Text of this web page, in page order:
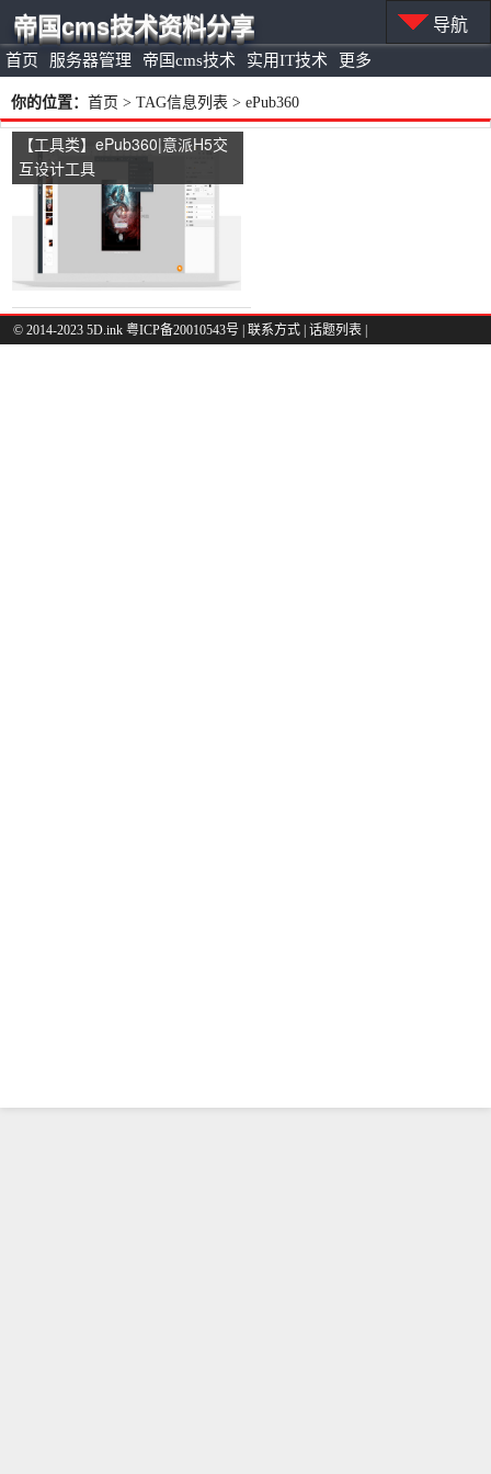
首页 服务器管理 帝国cms技术 实用IT技术 更多
帝国cms技术资料分享 导航
你的位置： 首页 > TAG信息列表 > ePub360
【工具类】ePub360|意派H5交
互设计工具
© 2014-2023 5D.ink 粤ICP备20010543号 联系方式 话题列表